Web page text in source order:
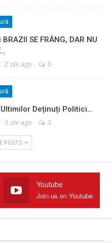
SE FRÂNG, DAR NU
2 zile ago 0
Deținuți Politici…
3 zile ago 0
POSTS
Youtube
Join us on Youtube